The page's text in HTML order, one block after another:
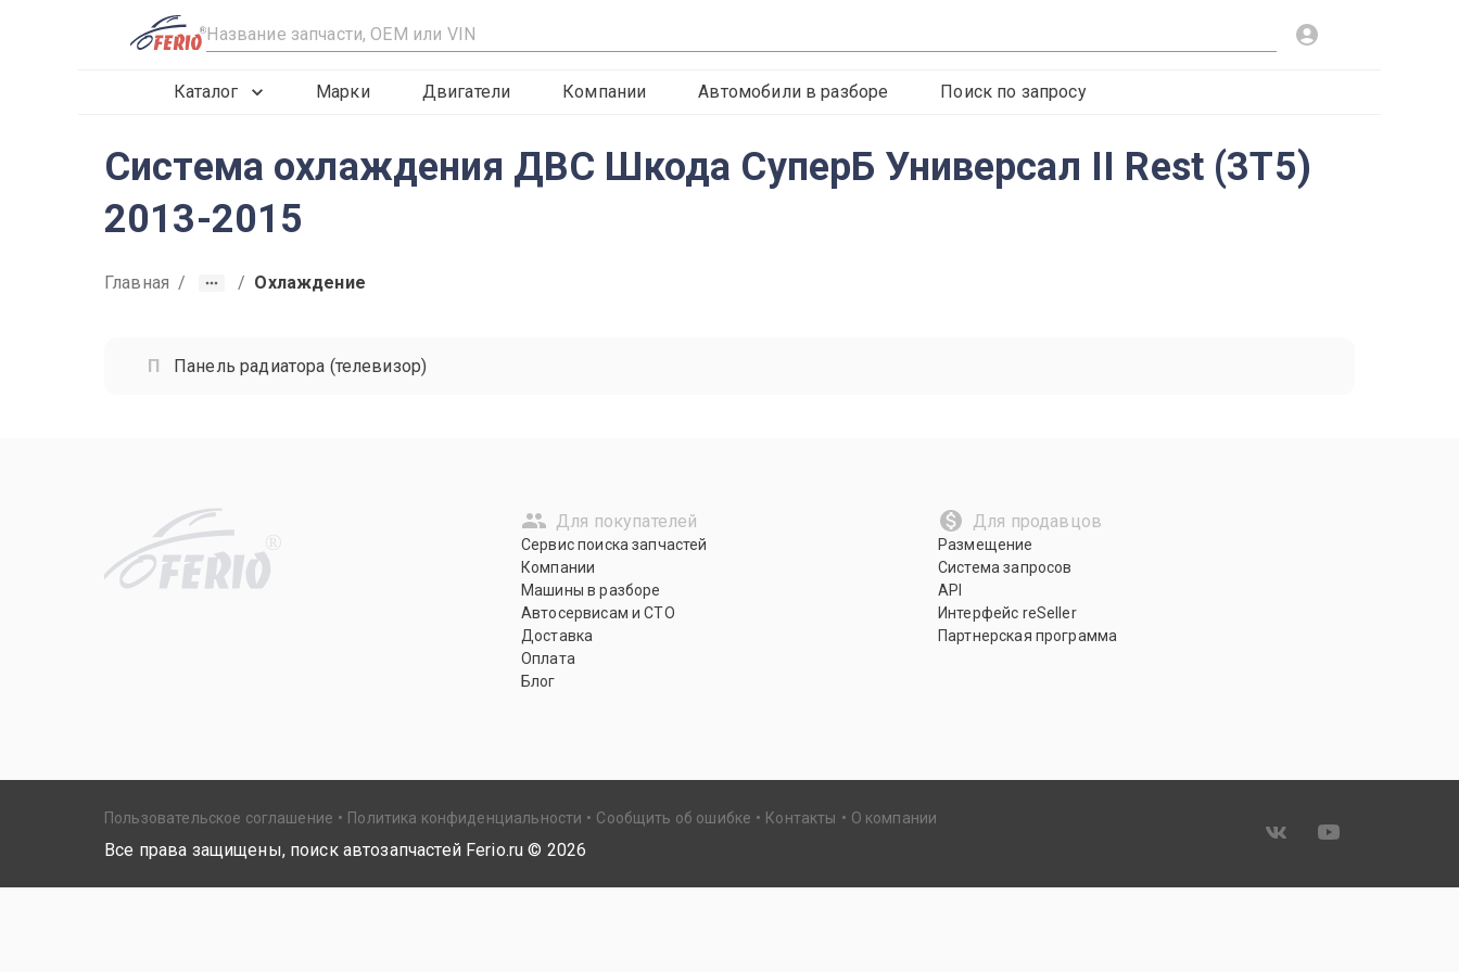
R
Каталог Марки Двигатели Компании Автомобили в разборе Поиск по запросу
Система охлаждения ДВС Шкода СуперБ Универсал II Rest (3T5)
2013-2015
Главная / / Охлаждение
Панель радиатора (телевизор)
R
Для покупателей
Сервис поиска запчастей
Компании
Машины в разборе
Автосервисам и СТО
Доставка
Оплата
Блог
Для продавцов
Размещение
Система запросов
API
Интерфейс reSeller
Партнерская программа
Пользовательское соглашение Политика конфиденциальности Сообщить об ошибке Контакты О компании
Все права защищены, поиск автозапчастей Ferio.ru © 2026